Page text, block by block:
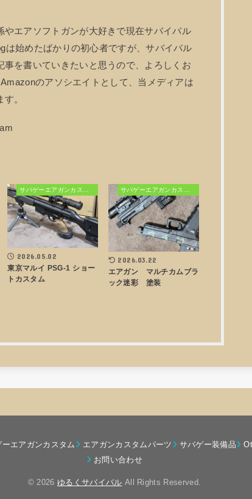
やエアソフトガンが大好きで現在サバイバル
は始めたばかりの初心者ですが、サバイバル
事を書いていきたいと思うので、よろしくお
のアソシエイトとして、当メディアは
。
2026.05.02
東京マルイ PSG-1 ショー
トカスタム
2026.03.22
エアガン マルチカムブラ
ック迷彩 塗装
ーエアガンカスタム エアガンカスタムパーツ サバゲー装備品
お問い合わせ
© 2026 ゆるくサバイバル All Rights Reserved.